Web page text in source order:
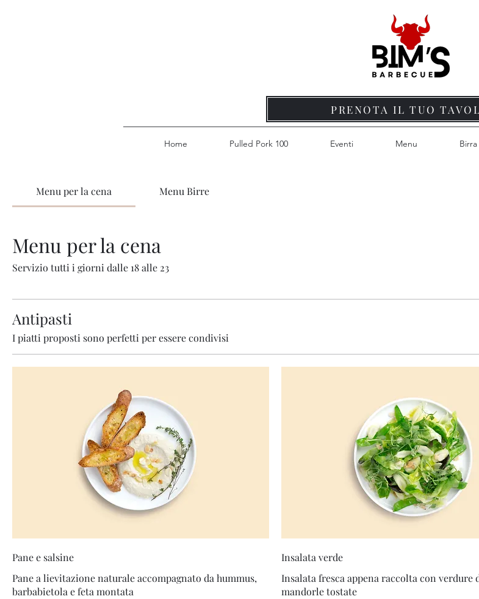
PRENOTA IL TUO
Home Pulled Pork 100 Eventi Menu Birra
Menu per la cena Menu Birre
Menu per la cena
Servizio tutti i giorni dalle 18 alle 23
Antipasti
I piatti proposti sono perfetti per essere condivisi
Pane e salsine
Pane a lievitazione naturale accompagnato da hummus,
barbabietola e feta montata
Insalata verde
Insalata fresca appena raccolta con verdure
mandorle tostate